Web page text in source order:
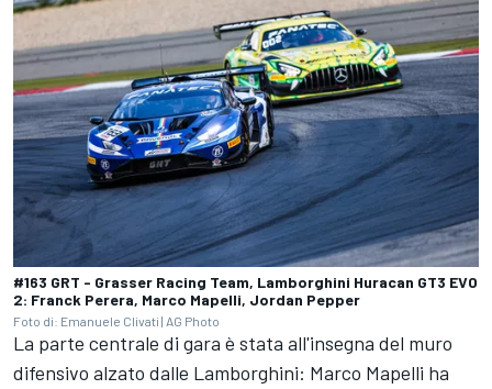
#163 GRT - Grasser Racing Team, Lamborghini Huracan GT3 EVO
2: Franck Perera, Marco Mapelli, Jordan Pepper
Foto di: Emanuele Clivati | AG Photo
La parte centrale di gara è stata all'insegna del muro
difensivo alzato dalle Lamborghini: Marco Mapelli ha